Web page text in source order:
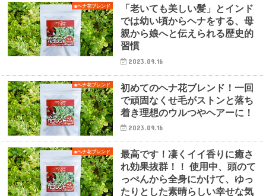
■ヘナ花ブレンド
「老いても美しい髪」とインド
では幼い頃からヘナをする、母
親から娘へと伝えられる歴史的
習慣
2023.09.16
■ヘナ花ブレンド
初めてのヘナ花ブレンド！一回
で頑固なくせ毛がストンと落ち
着き理想のウルつやヘアーに！
2023.09.16
■ヘナ花ブレンド
最高です！凄くイイ香りに癒さ
れ効果抜群！！ 使用中、頭のて
っぺんから全身にかけて、ゆっ
たりとした素晴らしい幸せな気